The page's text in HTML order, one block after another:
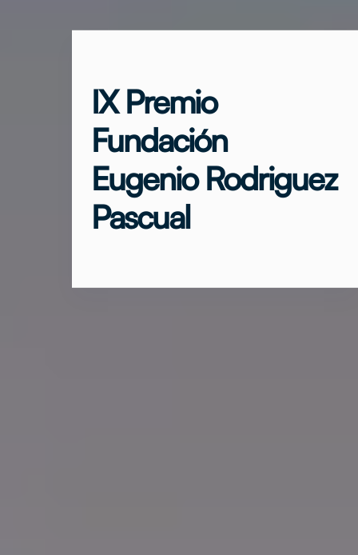
IX Premio
Fundación
Eugenio Rodriguez
Pascual